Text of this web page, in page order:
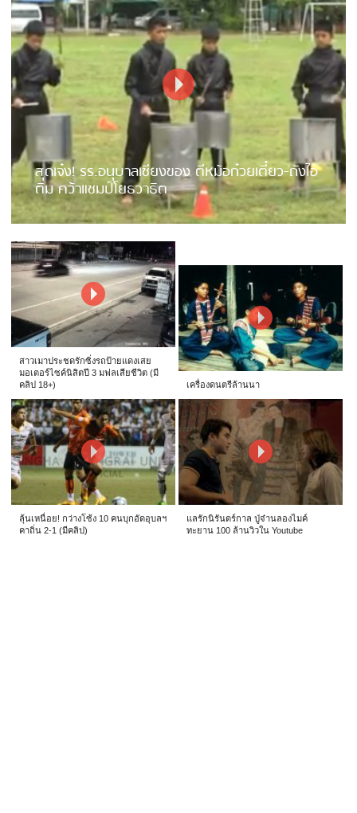
สุดเจ๋ง! รร.อนุบาลเชียงของ ตีหม้อก๋วยเตี๋ยว-ถังไอ
ติม คว้าแชมป์โยธวาธิต
สาวเมาประชดรักซิ่งรถป้ายแดงเสย
มอเตอร์ไซค์นิสิตปี 3 มฟลเสียชีวิต (มี
คลิป 18+)
เครื่องดนตรีล้านนา
ลุ้นเหนื่อย! กว่างโซ้ง 10 คนบุกอัดอุบลฯ
คาถิ่น 2-1 (มีคลิป)
แลรักนิรันดร์กาล ปู่จ๋านลองไมค์
ทะยาน 100 ล้านวิวใน Youtube